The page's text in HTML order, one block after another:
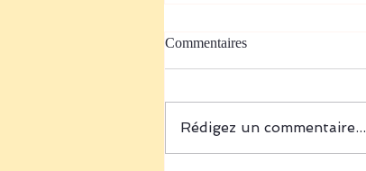
Commentaires
Rédigez un commentaire...